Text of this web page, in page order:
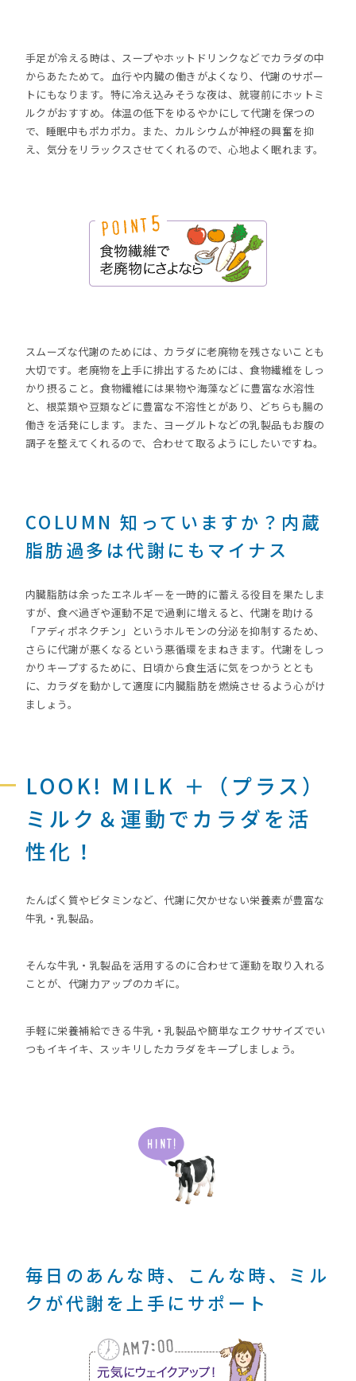
手足が冷える時は、スープやホットドリンクなどでカラダの中
からあたためて。血行や内臓の働きがよくなり、代謝のサポー
トにもなります。特に冷え込みそうな夜は、就寝前にホットミ
ルクがおすすめ。体温の低下をゆるやかにして代謝を保つの
で、睡眠中もポカポカ。また、カルシウムが神経の興奮を抑
え、気分をリラックスさせてくれるので、心地よく眠れます。
スムーズな代謝のためには、カラダに老廃物を残さないことも
大切です。老廃物を上手に排出するためには、食物繊維をしっ
かり摂ること。食物繊維には果物や海藻などに豊富な水溶性
と、根菜類や豆類などに豊富な不溶性とがあり、どちらも腸の
働きを活発にします。また、ヨーグルトなどの乳製品もお腹の
調子を整えてくれるので、合わせて取るようにしたいですね。
COLUMN 知っていますか？内蔵
脂肪過多は代謝にもマイナス
内臓脂肪は余ったエネルギーを一時的に蓄える役目を果たしま
すが、食べ過ぎや運動不足で過剰に増えると、代謝を助ける
「アディポネクチン」というホルモンの分泌を抑制するため、
さらに代謝が悪くなるという悪循環をまねきます。代謝をしっ
かりキープするために、日頃から食生活に気をつかうととも
に、カラダを動かして適度に内臓脂肪を燃焼させるよう心がけ
ましょう。
LOOK! MILK ＋（プラス）
ミルク＆運動でカラダを活
性化！
たんぱく質やビタミンなど、代謝に欠かせない栄養素が豊富な
牛乳・乳製品。
そんな牛乳・乳製品を活用するのに合わせて運動を取り入れる
ことが、代謝力アップのカギに。
手軽に栄養補給できる牛乳・乳製品や簡単なエクササイズでい
つもイキイキ、スッキリしたカラダをキープしましょう。
毎日のあんな時、こんな時、ミル
クが代謝を上手にサポート